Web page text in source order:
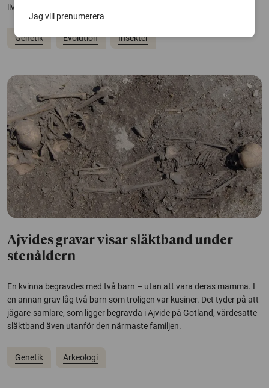
livsstilsförändringar kan forma evolutionen.
Genetik Evolution Insekter
Ajvides gravar visar släktband under
stenåldern
En kvinna begravdes med två barn – utan att vara deras mamma. I
en annan grav låg två barn som troligen var kusiner. Det tyder på att
jägare-samlare, som ligger begravda i Ajvide på Gotland, värdesatte
släktband även utanför den närmaste familjen.
Genetik Arkeologi
Jag vill prenumerera